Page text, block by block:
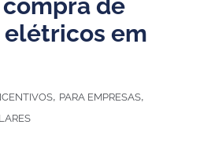
de
elétricos em
, PARA EMPRESAS,